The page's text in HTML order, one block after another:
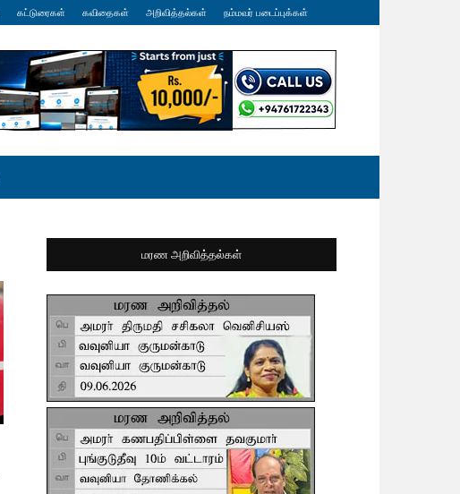
கட்டுரைகள் கவிதைகள் அறிவித்தல்கள் நம்மவர் படைப்புக்கள்
மரண அறிவித்தல்கள்